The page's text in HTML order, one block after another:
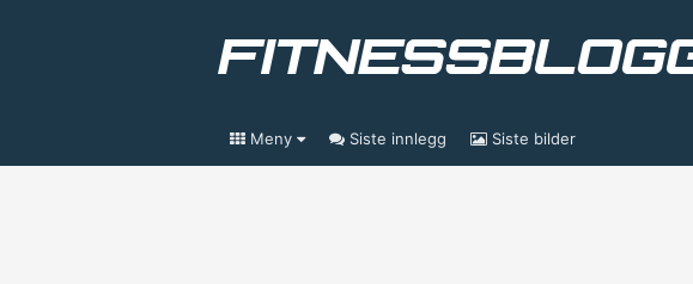
Meny Siste innlegg Siste bilder